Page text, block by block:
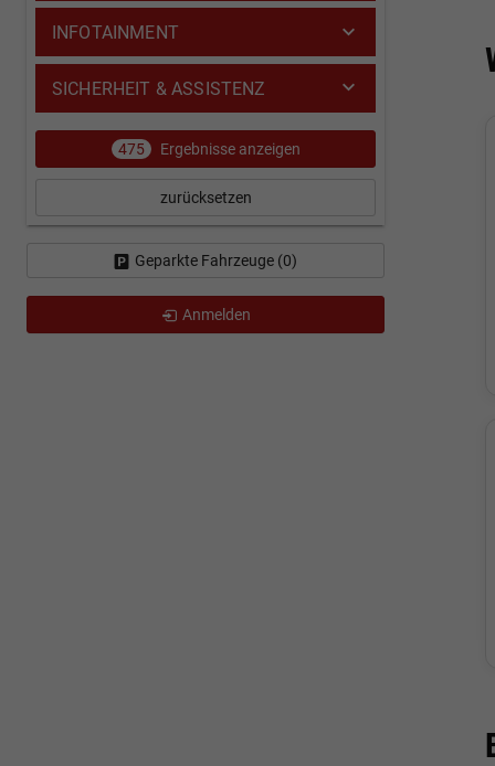
INFOTAINMENT
SICHERHEIT & ASSISTENZ
475 Ergebnisse anzeigen
zurücksetzen
Geparkte Fahrzeuge (0)
Anmelden